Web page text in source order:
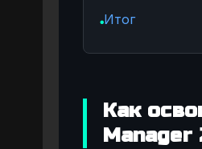
●Итог
Как
Manager